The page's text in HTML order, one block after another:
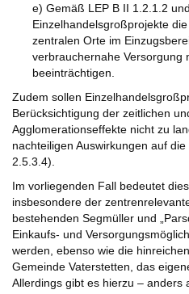
e) Gemäß LEP B II 1.2.1.2
Einzelhandelsgroßprojekte
zentralen Orte im
verbrauchernahe Versorgung
beeinträchtigen.
Zudem sollen
Berücksichtigung der zeitlichen
Agglomerationseffekte nicht zu
nachteiligen Auswirkungen auf
2.5.3.4).
Im vorliegenden Fall bedeutet
insbesondere der
bestehenden Segmüller und
Einkaufs- und
werden, ebenso wie die
Gemeinde Vaterstetten, das
Allerdings gibt es hierzu – anders